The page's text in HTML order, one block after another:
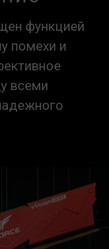
функцией
помехи и
всеми